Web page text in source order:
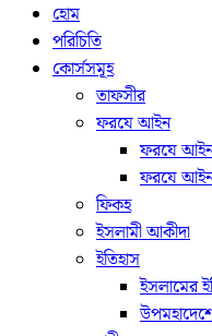
হোম
পরিচিতি
কোর্সসমূহ
তাফসীর
ফরযে আইন
ফরযে
ফরযে
ফিকহ
ইসলামী আকীদা
ইতিহাস
ইসলামের